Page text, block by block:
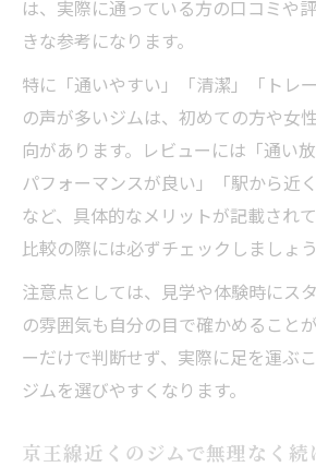
は、実際に通っている方の口コミや
きな参考になります。
特に「通いやすい」「清潔」「トレ
の声が多いジムは、初めての方や女
向があります。レビューには「通い
パフォーマンスが良い」「駅から近
など、具体的なメリットが記載され
比較の際には必ずチェックしましょう
注意点としては、見学や体験時にス
の雰囲気も自分の目で確かめること
ーだけで判断せず、実際に足を運ぶ
ジムを選びやすくなります。
京王線近くのジムで無理なく